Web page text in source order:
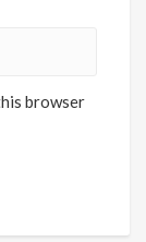
browser